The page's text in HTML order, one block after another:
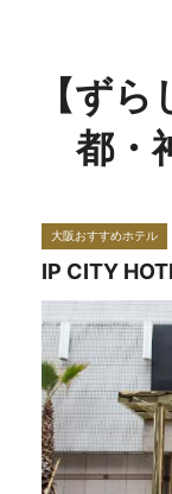
【ず
都・
大阪おすすめホテル
IP CITY